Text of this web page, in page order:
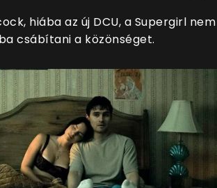
hiába az új DCU, a Supergirl nem
csábítani a közönséget.